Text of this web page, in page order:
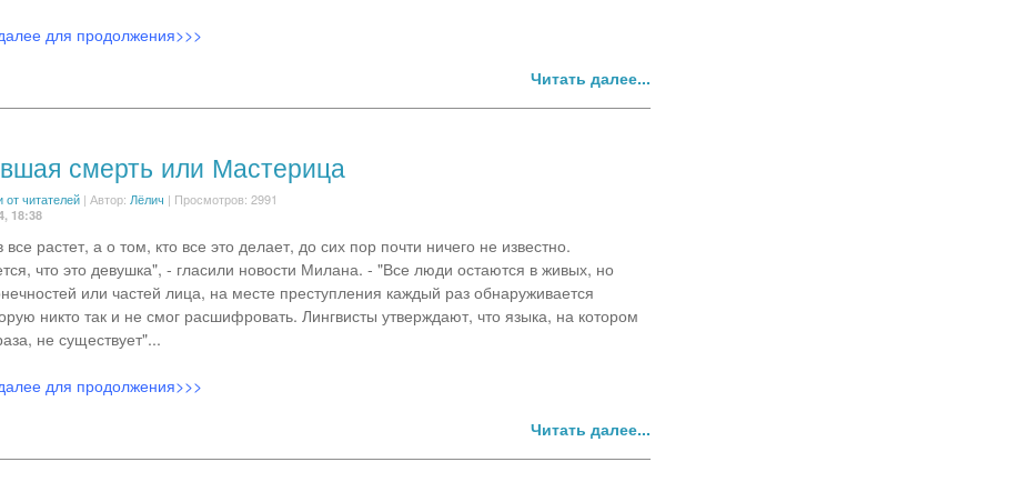
для продолжения>>>
Читать далее...
смерть или Мастерица
от читателей| Автор: Лёлич | Просмотров: 2991
18:38
растет, а о том, кто все это делает, до сих пор почти ничего не известно.
что это девушка", - гласили новости Милана. - "Все люди остаются в живых, но
или частей лица, на месте преступления каждый раз обнаруживается
никто так и не смог расшифровать. Лингвисты утверждают, что языка, на котором
не существует"...
для продолжения>>>
Читать далее...